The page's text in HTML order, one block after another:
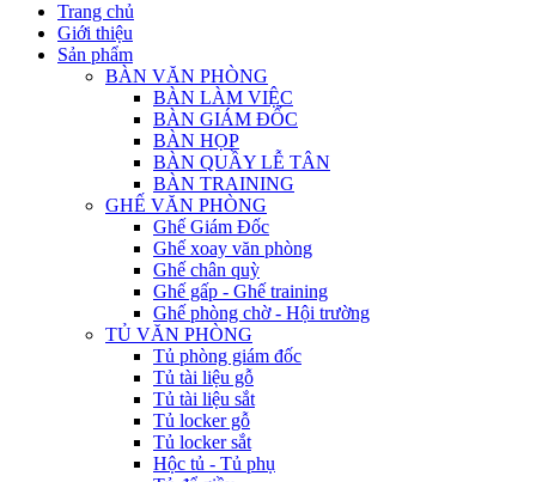
Trang chủ
Giới thiệu
Sản phẩm
BÀN VĂN PHÒNG
BÀN LÀM VIỆC
BÀN GIÁM ĐỐC
BÀN HỌP
BÀN QUẦY LỄ TÂN
BÀN TRAINING
GHẾ VĂN PHÒNG
Ghế Giám Đốc
Ghế xoay văn phòng
Ghế chân quỳ
Ghế gấp - Ghế training
Ghế phòng chờ - Hội trường
TỦ VĂN PHÒNG
Tủ phòng giám đốc
Tủ tài liệu gỗ
Tủ tài liệu sắt
Tủ locker gỗ
Tủ locker sắt
Hộc tủ - Tủ phụ